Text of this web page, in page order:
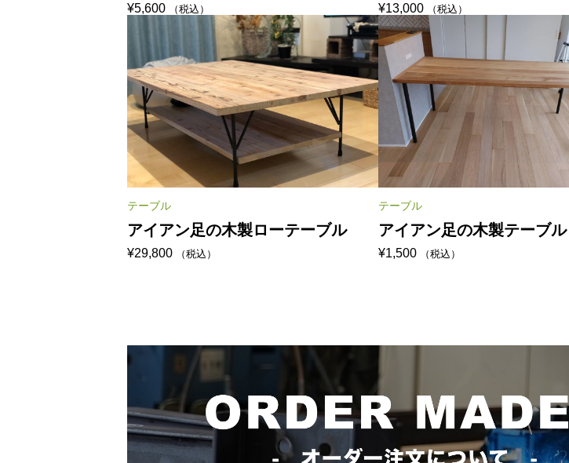
¥5,600 （税込） ¥13,000 （税込）
テーブル
アイアン足の木製ローテーブル
¥29,800 （税込）
テーブル
アイアン足の木製テーブル
¥1,500 （税込）